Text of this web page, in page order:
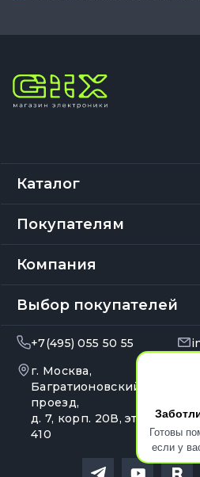
Готовы
если у
Каталог
Покупателям
Компания
Выбор покупателей
+7(495) 055 50 55
г. Москва,
Багратионовский
проезд,
д. 7, корп. 20В, эт. 4, оф.
410